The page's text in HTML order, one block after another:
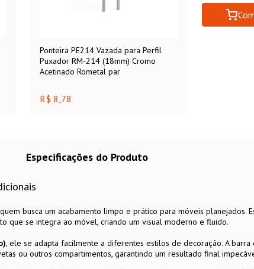
Ponteira PE214 Vazada para Perfil
Puxador RM-214 (18mm) Cromo
Acetinado Rometal par
R$ 8,78
Especificações do Produto
busca um acabamento limpo e prático para móveis planejados.
que se integra ao móvel, criando um visual moderno e fluido.
, ele se adapta facilmente a diferentes estilos de decoração. A barra
ou outros compartimentos, garantindo um resultado final